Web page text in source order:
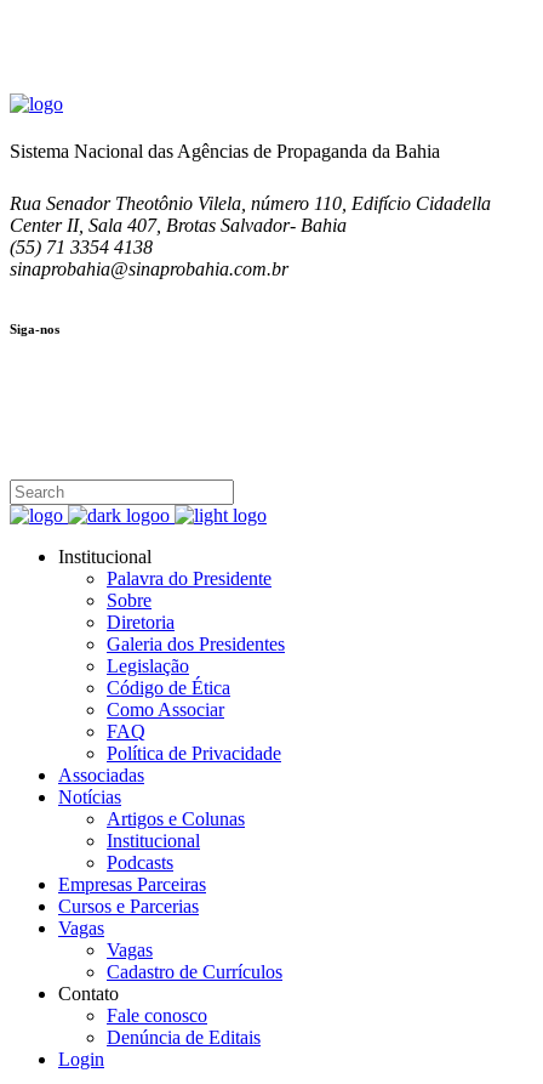
Sistema Nacional das Agências de Propaganda da Bahia
Rua Senador Theotônio Vilela, número 110, Edifício Cidadella
Center II, Sala 407, Brotas Salvador- Bahia
(55) 71 3354 4138
sinaprobahia@sinaprobahia.com.br
Siga-nos
Institucional
Palavra do Presidente
Sobre
Diretoria
Galeria dos Presidentes
Legislação
Código de Ética
Como Associar
FAQ
Política de Privacidade
Associadas
Notícias
Artigos e Colunas
Institucional
Podcasts
Empresas Parceiras
Cursos e Parcerias
Vagas
Vagas
Cadastro de Currículos
Contato
Fale conosco
Denúncia de Editais
Login